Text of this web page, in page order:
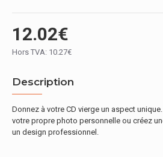
12.02€
Hors TVA: 10.27€
Description
Donnez à votre CD vierge un aspect
votre propre photo personnelle ou créez
un design professionnel.